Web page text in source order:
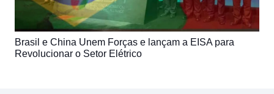
Brasil e China Unem Forças e lançam a EISA para
Revolucionar o Setor Elétrico